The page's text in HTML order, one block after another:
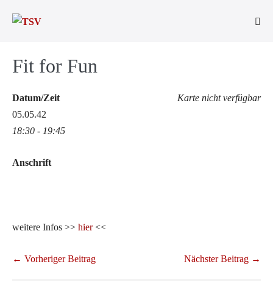
Inhalt
Fit for Fun
Karte nicht verfügbar
Datum/Zeit
05.05.42
18:30 - 19:45
Anschrift
weitere Infos >> hier<<
Beitragsnavigation
← Vorheriger Beitrag Nächster Beitrag →